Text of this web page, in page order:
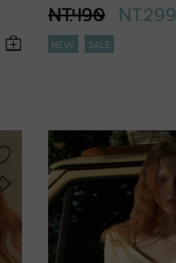
NT.490 NT.299
NEW SALE